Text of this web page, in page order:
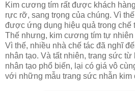
Kim cương tím rất được khách
rực rỡ, sang trọng của chúng. Vì
được ứng dụng hiệu quả trong chế
Thế nhưng, kim cương tím tự nhiên
Vì thế, nhiều nhà chế tác đã nghĩ
nhân tạo. Và tất nhiên, trang sức
nhân tạo phổ biến, lại có giá vô
với những mẫu trang sức nhẫn kim